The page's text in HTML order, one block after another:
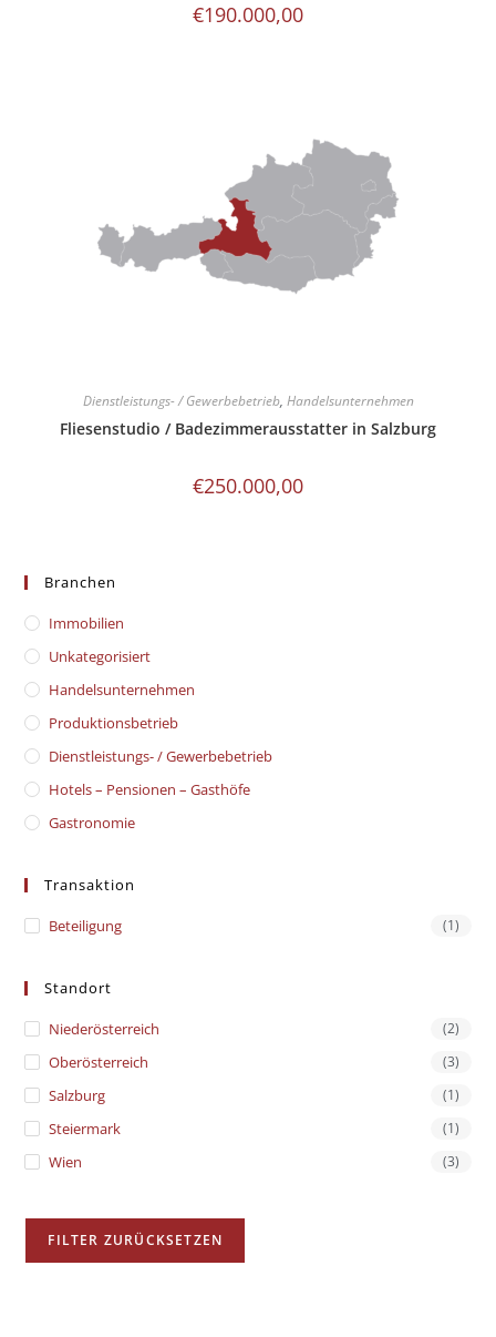
€190.000,00
Dienstleistungs- / Gewerbebetrieb, Handelsunternehmen
Fliesenstudio / Badezimmerausstatter in Salzburg
€250.000,00
Branchen
Immobilien
Unkategorisiert
Handelsunternehmen
Produktionsbetrieb
Dienstleistungs- / Gewerbebetrieb
Hotels – Pensionen – Gasthöfe
Gastronomie
Transaktion
Beteiligung (1)
Standort
Niederösterreich (2)
Oberösterreich (3)
Salzburg (1)
Steiermark (1)
Wien (3)
FILTER ZURÜCKSETZEN